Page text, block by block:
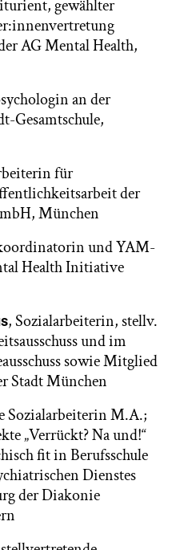
gewählter
AG Mental Health,
an der
Gesamtschule,
für
der
München
und YAM-
Health Initiative
, Sozialarbeiterin, stellv.
und im
sowie Mitglied
Stadt München
Sozialarbeiterin M.A.;
„Verrückt? Na und!“
fit in Berufsschule
Dienstes
der Diakonie